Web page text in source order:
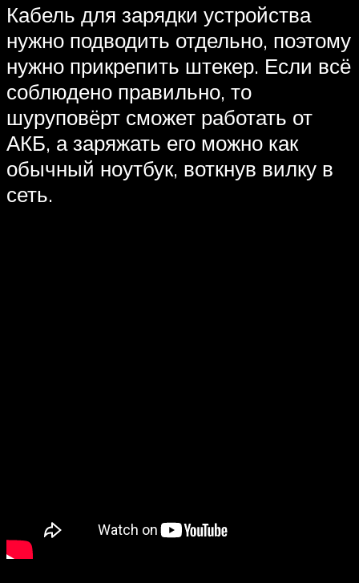
Кабель для зарядки устройства
нужно подводить отдельно, поэтому
нужно прикрепить штекер. Если всё
соблюдено правильно, то
шуруповёрт сможет работать от
АКБ, а заряжать его можно как
обычный ноутбук, воткнув вилку в
сеть.